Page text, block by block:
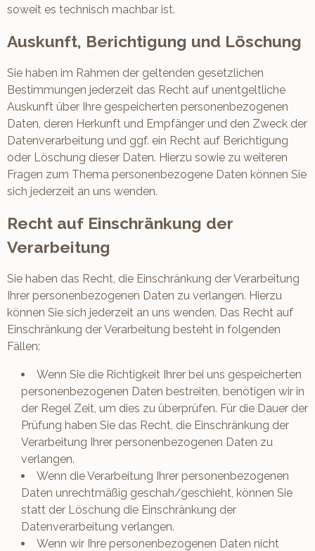
soweit es technisch machbar ist.
Auskunft, Berichtigung und Löschung
Sie haben im Rahmen der geltenden gesetzlichen
Bestimmungen jederzeit das Recht auf unentgeltliche
Auskunft über Ihre gespeicherten personenbezogenen
Daten, deren Herkunft und Empfänger und den Zweck der
Datenverarbeitung und ggf. ein Recht auf Berichtigung
oder Löschung dieser Daten. Hierzu sowie zu weiteren
Fragen zum Thema personenbezogene Daten können Sie
sich jederzeit an uns wenden.
Recht auf Einschränkung der
Verarbeitung
Sie haben das Recht, die Einschränkung der Verarbeitung
Ihrer personenbezogenen Daten zu verlangen. Hierzu
können Sie sich jederzeit an uns wenden. Das Recht auf
Einschränkung der Verarbeitung besteht in folgenden
Fällen:
Wenn Sie die Richtigkeit Ihrer bei uns gespeicherten
personenbezogenen Daten bestreiten, benötigen wir in
der Regel Zeit, um dies zu überprüfen. Für die Dauer der
Prüfung haben Sie das Recht, die Einschränkung der
Verarbeitung Ihrer personenbezogenen Daten zu
verlangen.
Wenn die Verarbeitung Ihrer personenbezogenen
Daten unrechtmäßig geschah/geschieht, können Sie
statt der Löschung die Einschränkung der
Datenverarbeitung verlangen.
Wenn wir Ihre personenbezogenen Daten nicht